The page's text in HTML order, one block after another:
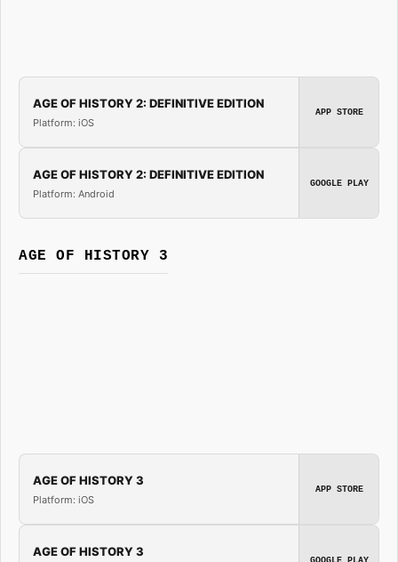
AGE OF HISTORY 2: DEFINITIVE EDITION
Platform: iOS
APP STORE
AGE OF HISTORY 2: DEFINITIVE EDITION
Platform: Android
GOOGLE PLAY
AGE OF HISTORY 3
AGE OF HISTORY 3
Platform: iOS
APP STORE
AGE OF HISTORY 3